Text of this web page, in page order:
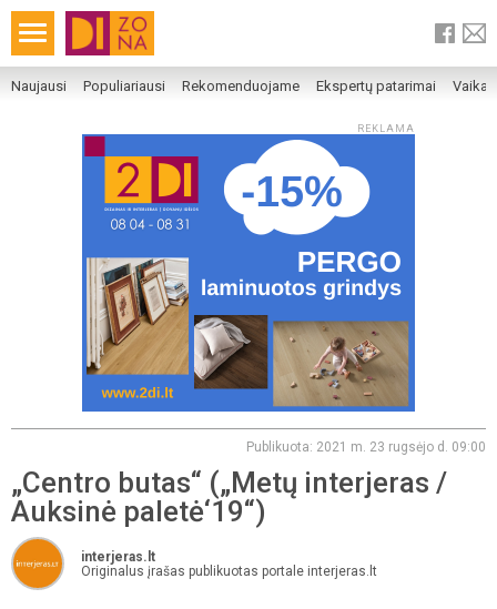
Naujausi Populiariausi Rekomenduojame Ekspertų patarimai
REKLAMA
Publikuota: 2021 m. 23 rugsėjo d. 09:00
„Centro butas“ („Metų interjeras /
Auksinė paletė‘19“)
interjeras.lt
Originalus įrašas publikuotas portale interjeras.lt